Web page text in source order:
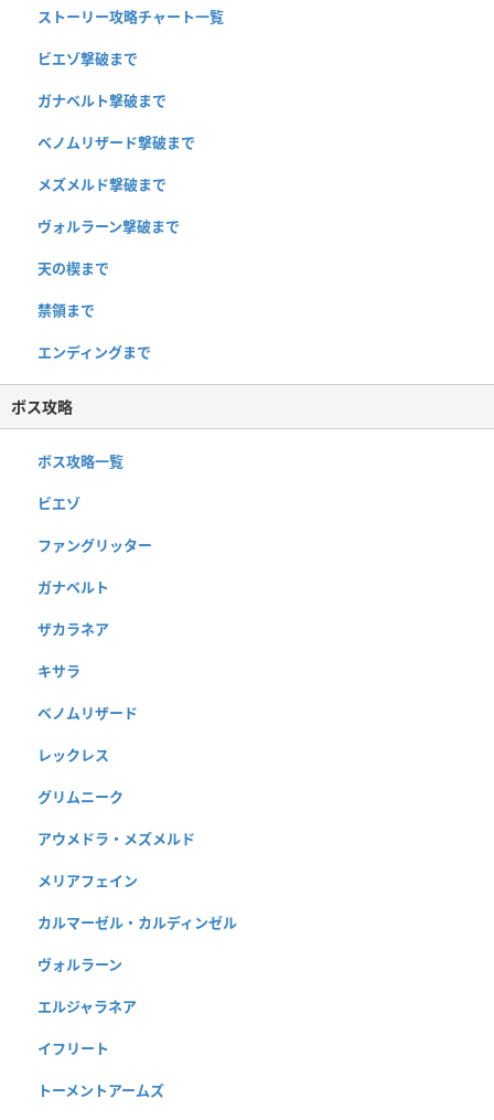
ストーリー攻略チャート一覧
ビエゾ撃破まで
ガナベルト撃破まで
ベノムリザード撃破まで
メズメルド撃破まで
ヴォルラーン撃破まで
天の楔まで
禁領まで
エンディングまで
ボス攻略
ボス攻略一覧
ビエゾ
ファングリッター
ガナベルト
ザカラネア
キサラ
ベノムリザード
レックレス
グリムニーク
アウメドラ・メズメルド
メリアフェイン
カルマーゼル・カルディンゼル
ヴォルラーン
エルジャラネア
イフリート
トーメントアームズ